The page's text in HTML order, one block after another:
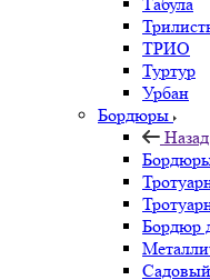
ТРИО
Туртур
Урбан
Бордюры
Назад
Бордюр